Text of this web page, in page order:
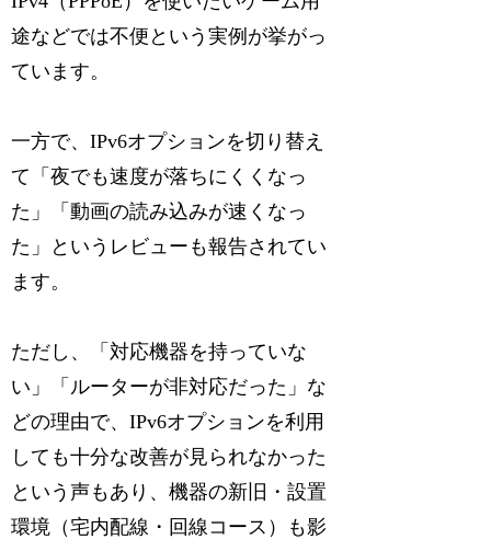
途などでは不便という実例が挙がっ
ています。
一方で、IPv6オプションを切り替え
て「夜でも速度が落ちにくくなっ
た」「動画の読み込みが速くなっ
た」というレビューも報告されてい
ます。
ただし、「対応機器を持っていな
い」「ルーターが非対応だった」な
どの理由で、IPv6オプションを利用
しても十分な改善が見られなかった
という声もあり、機器の新旧・設置
環境（宅内配線・回線コース）も影